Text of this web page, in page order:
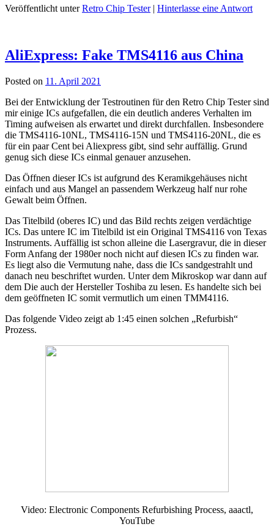
Veröffentlicht unterRetro Chip Tester | Hinterlasse eine Antwort
AliExpress: Fake TMS4116 aus China
Posted on 11. April 2021
Bei der Entwicklung der Testroutinen für den Retro Chip Tester sind
mir einige ICs aufgefallen, die ein deutlich anderes Verhalten im
Timing aufweisen als erwartet und direkt durchfallen. Insbesondere
die TMS4116-10NL, TMS4116-15N und TMS4116-20NL, die es
für ein paar Cent bei Aliexpress gibt, sind sehr auffällig. Grund
genug sich diese ICs einmal genauer anzusehen.
Das Öffnen dieser ICs ist aufgrund des Keramikgehäuses nicht
einfach und aus Mangel an passendem Werkzeug half nur rohe
Gewalt beim Öffnen.
Das Titelbild (oberes IC) und das Bild rechts zeigen verdächtige
ICs. Das untere IC im Titelbild ist ein Original TMS4116 von Texas
Instruments. Auffällig ist schon alleine die Lasergravur, die in dieser
Form Anfang der 1980er noch nicht auf diesen ICs zu finden war.
Es liegt also die Vermutung nahe, dass die ICs sandgestrahlt und
danach neu beschriftet wurden. Unter dem Mikroskop war dann auf
dem Die auch der Hersteller Toshiba zu lesen. Es handelte sich bei
dem geöffneten IC somit vermutlich um einen TMM4116.
Das folgende Video zeigt ab 1:45 einen solchen „Refurbish“
Prozess.
Video: Electronic Components Refurbishing Process, aaactl,
YouTube